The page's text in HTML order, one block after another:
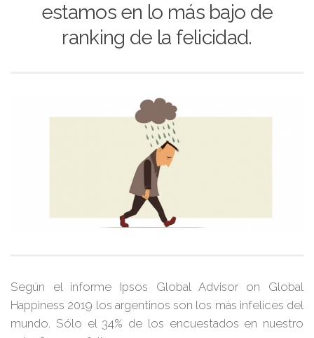
estamos en lo más bajo de
ranking de la felicidad.
Según el informe Ipsos Global Advisor on Global
Happiness 2019 los argentinos son los más infelices del
mundo. Sólo el 34% de los encuestados en nuestro